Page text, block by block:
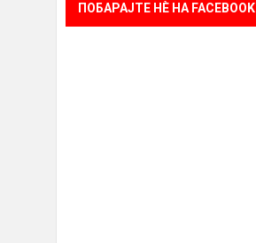
ПОБАРАЈТЕ НÈ НА FACEBOOK